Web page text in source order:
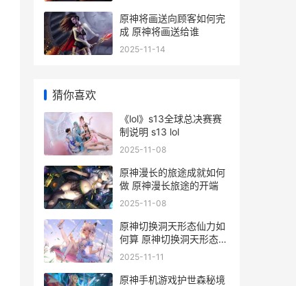
原神将画送向顾客如何完
成 原神将画送给谁
2025-11-14
猜你喜欢
《lol》s13全球总决赛赛
制说明 s13 lol
2025-11-08
原神漫长的旅途成就如何
做 原神漫长旅途的开端
2025-11-08
原神切换洞天形态仙力如
何算 原神切换洞天形态后
摆设还在吗
2025-11-11
原神手机游戏护世森秘境